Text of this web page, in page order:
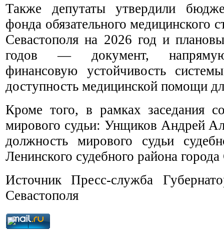
Также депутаты утвердили
фонда обязательного
Севастополя на 2026 год и
годов — документ,
финансовую устойчивость
доступность медицинской помощи
Кроме того, в рамках заседания
мирового судьи: Унщиков Андрей
должность мирового судьи
Ленинского судебного района
Источник Пресс-служба
Севастополя